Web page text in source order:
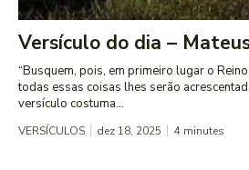
Versículo do dia –
“Busquem, pois, em primeiro lugar o
todas essas coisas lhes serão
versículo costuma...
VERSÍCULOS dez 18, 2025 4 minutes